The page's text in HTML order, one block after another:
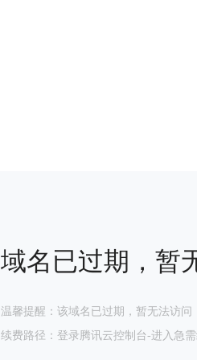
域名已过期，暂
温馨提醒：该域名已过期，暂无法访
续费路径：登录腾讯云控制台-进入急